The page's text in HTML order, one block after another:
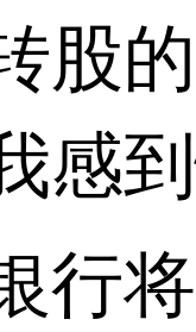
股
感
将